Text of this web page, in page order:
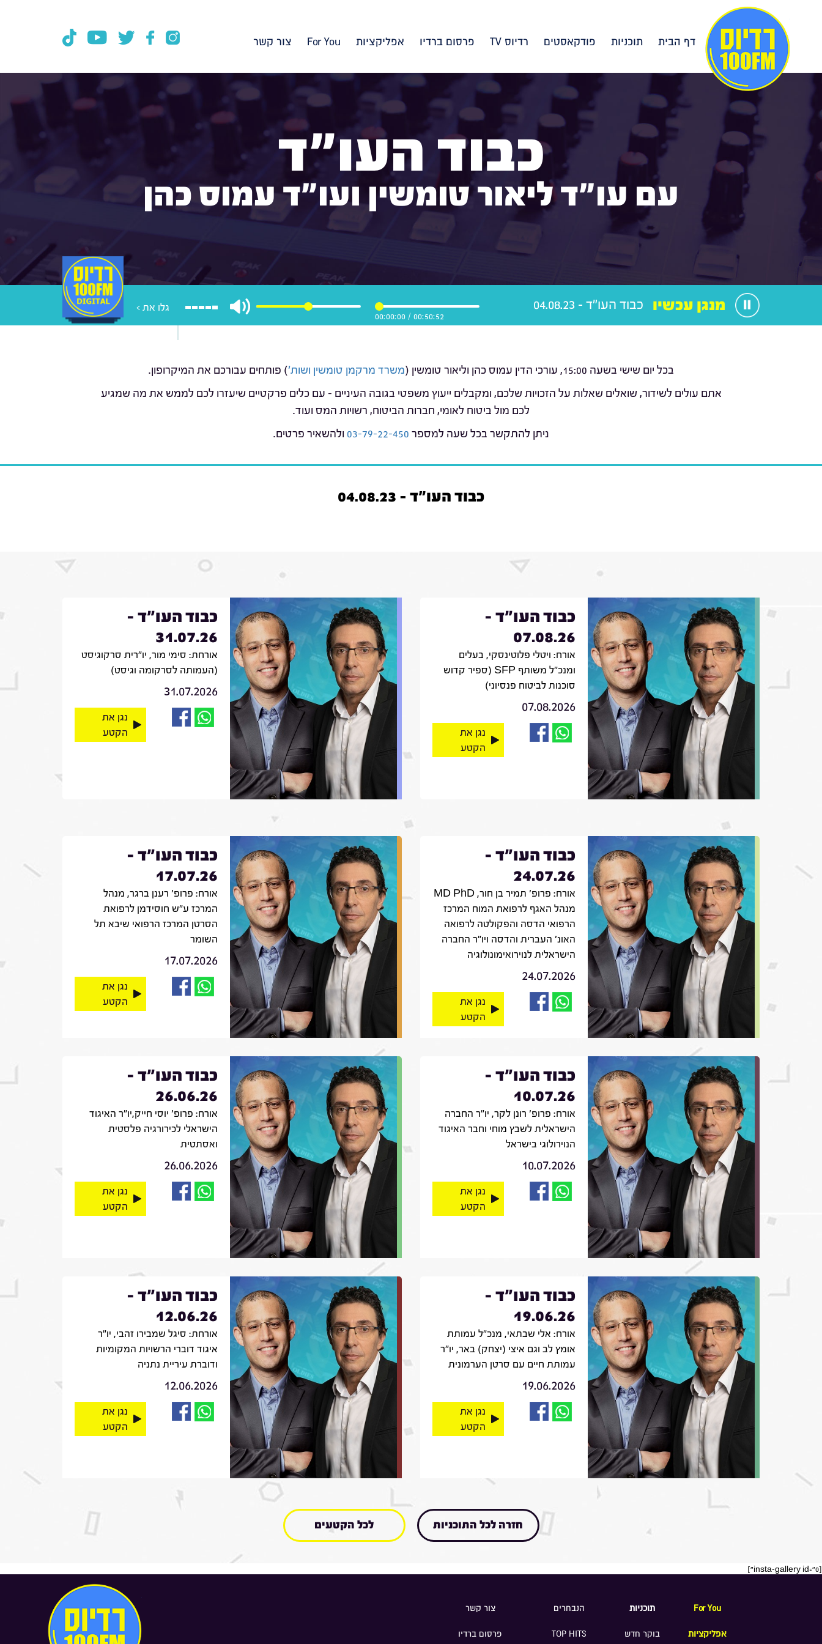
דף הבית תוכניות פודקאסטים רדיוס TV פרסום ברדיו אפליקציות For You צור קשר
כבוד העו"ד
עם עו"ד ליאור טומשין ועו"ד עמוס כהן
גלו את >
00:50:52
/
00:00:00
מנגן עכשיו כבוד העו"ד - 04.08.23
בכל יום שישי בשעה 15:00, עורכי הדין עמוס כהן וליאור טומשין ( משרד מרקמן טומשין ושות') פותחים עבורכם את המיקרופון.
אתם עולים לשידור, שואלים שאלות על הזכויות שלכם, ומקבלים ייעוץ משפטי בגובה העיניים – עם כלים פרקטיים שיעזרו לכם לממש את מה שמגיע
לכם מול ביטוח לאומי, חברות הביטוח, רשויות המס ועוד.
ניתן להתקשר בכל שעה למספר 03-79-22-450 ולהשאיר פרטים.
כבוד העו"ד - 04.08.23
כבוד העו"ד -
07.08.26
אורח: ויטלי פלוטינסקי, בעלים
ומנכ"ל משותף SFP (ספיר קדוש
סוכנות לביטוח פנסיוני)
07.08.2026
נגן את
הקטע
כבוד העו"ד -
31.07.26
אורחת: סימי מור, יו"רית סרקוגיסט
(העמותה לסרקומה וגיסט)
31.07.2026
נגן את
הקטע
כבוד העו"ד -
24.07.26
אורח: פרופ' תמיר בן חור, MD PhD
מנהל האגף לרפואת המוח המרכז
הרפואי הדסה והפקולטה לרפואה
האונ' העברית והדסה ויו"ר החברה
הישראלית לנוירואימונולוגיה
24.07.2026
נגן את
הקטע
כבוד העו"ד -
17.07.26
אורח: פרופ' רענן ברגר, מנהל
המרכז ע"ש חוסידמן לרפואת
הסרטן המרכז הרפואי שיבא תל
השומר
17.07.2026
נגן את
הקטע
כבוד העו"ד -
10.07.26
אורח: פרופ' רונן לקר, יו"ר החברה
הישראלית לשבץ מוחי וחבר האיגוד
הנוירולוגי בישראל
10.07.2026
נגן את
הקטע
כבוד העו"ד -
26.06.26
אורח: פרופ' יוסי חייק,יו"ר האיגוד
הישראלי לכירורגיה פלסטית
ואסתטית
26.06.2026
נגן את
הקטע
כבוד העו"ד -
19.06.26
אורח: אלי שבתאי, מנכ"ל עמותת
אומץ לב וגם איצי (יצחק) באר, יו"ר
עמותת חיים עם סרטן הערמונית
19.06.2026
נגן את
הקטע
כבוד העו"ד -
12.06.26
אורחת: סיגל שמבירו זהבי, יו"ר
איגוד דוברי הרשויות המקומיות
ודוברת עיריית נתניה
12.06.2026
נגן את
הקטע
חזרה לכל התוכניות לכל הקטעים
[insta-gallery id="0"]
For You
אפליקציות
תוכניות
בוקר חדש
הנבחרים
TOP HITS
צור קשר
פרסום ברדיו